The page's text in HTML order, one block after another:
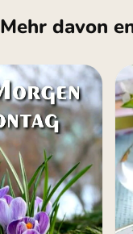
Mehr davon